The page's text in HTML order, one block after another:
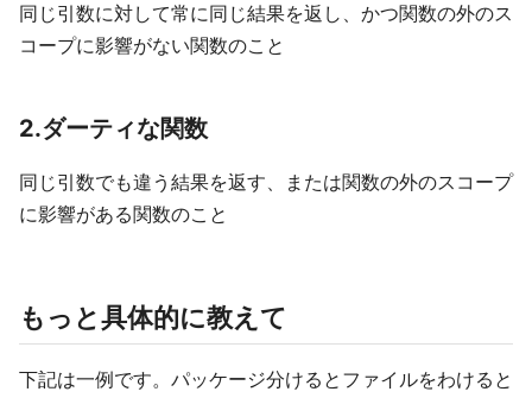
同じ引数に対して常に同じ結果を返し、かつ関数の外のス
コープに影響がない関数のこと
2.ダーティな関数
同じ引数でも違う結果を返す、または関数の外のスコープ
に影響がある関数のこと
もっと具体的に教えて
下記は一例です。パッケージ分けるとファイルをわけると